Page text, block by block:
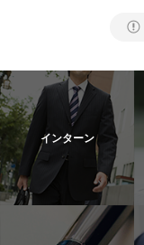
インターン